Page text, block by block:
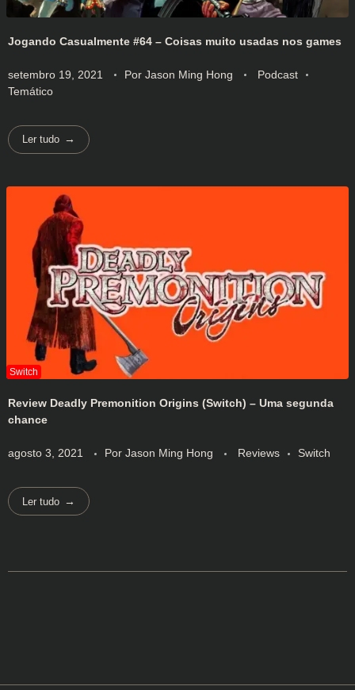
Jogando Casualmente #64 – Coisas muito usadas nos games
setembro 19, 2021 Por Jason Ming Hong
Podcast
Temático
Ler tudo
Review Deadly Premonition Origins (Switch) – Uma segunda
chance
agosto 3, 2021 Por Jason Ming Hong Reviews Switch
Ler tudo